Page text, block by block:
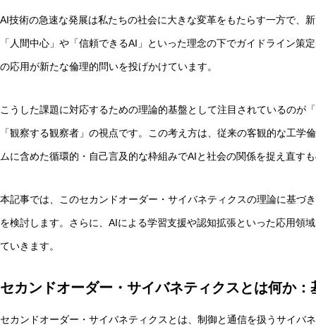
汎心論は意識の「メタ問題」を解けるか——機能的実現主
AI研究
AI技術の急速な発展は私たちの社会に大きな変革をもたらす一方で、
「人間中心」や「信頼できるAI」といった理念の下でガイドライン策
の応用が新たな倫理的問いを投げかけています。
こうした課題に対応するための理論的基盤として注目されているのが
「観察する観察者」の視点です。この考え方は、従来の客観的な工
ムに含めた循環的・自己言及的な枠組みでAIと社会の関係を捉え直す
本記事では、このセカンドオーダー・サイバネティクスの理論に基づ
を検討します。さらに、AIによる学習支援や認知拡張といった応用領
ていきます。
セカンドオーダー・サイバネティクスとは何か：
セカンドオーダー・サイバネティクスとは、制御と通信を扱うサイバ